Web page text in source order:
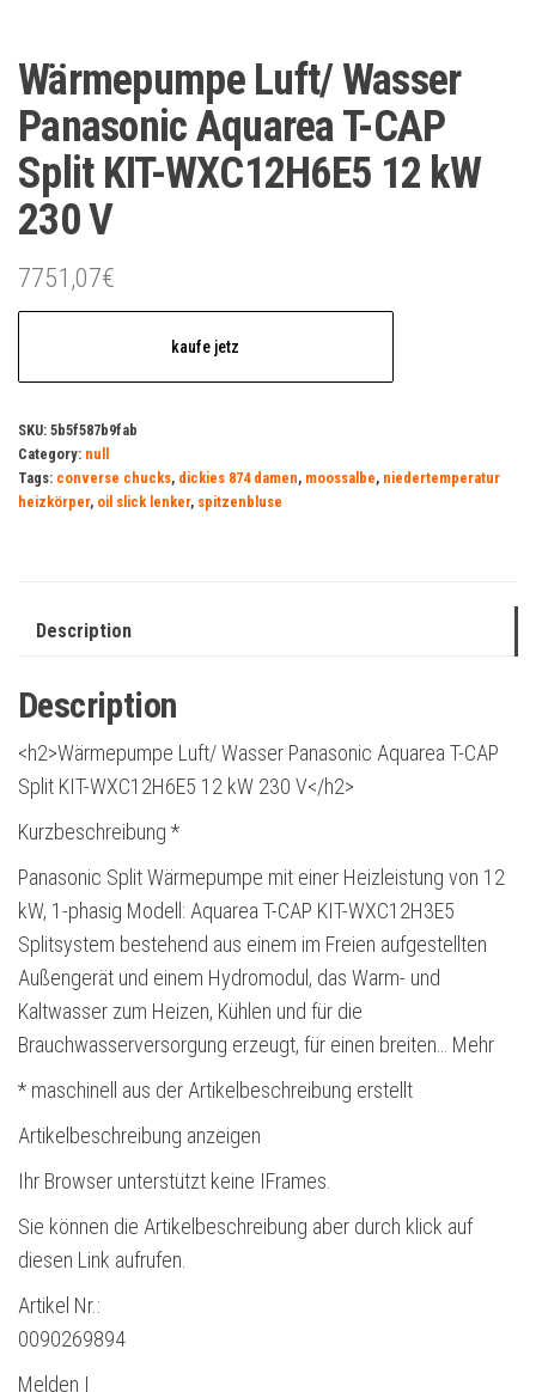
Wärmepumpe Luft/ Wasser
Panasonic Aquarea T-CAP
Split KIT-WXC12H6E5 12 kW
230 V
7751,07€
kaufe jetz
SKU: 5b5f587b9fab
Category: null
Tags: converse chucks, dickies 874 damen, moossalbe, niedertemperatur
heizkörper, oil slick lenker, spitzenbluse
Description
Description
<h2>Wärmepumpe Luft/ Wasser Panasonic Aquarea T-CAP
Split KIT-WXC12H6E5 12 kW 230 V</h2>
Kurzbeschreibung *
Panasonic Split Wärmepumpe mit einer Heizleistung von 12
kW, 1-phasig Modell: Aquarea T-CAP KIT-WXC12H3E5
Splitsystem bestehend aus einem im Freien aufgestellten
Außengerät und einem Hydromodul, das Warm- und
Kaltwasser zum Heizen, Kühlen und für die
Brauchwasserversorgung erzeugt, für einen breiten… Mehr
* maschinell aus der Artikelbeschreibung erstellt
Artikelbeschreibung anzeigen
Ihr Browser unterstützt keine IFrames.
Sie können die Artikelbeschreibung aber durch klick auf
diesen Link aufrufen.
Artikel Nr.:
0090269894
Melden |